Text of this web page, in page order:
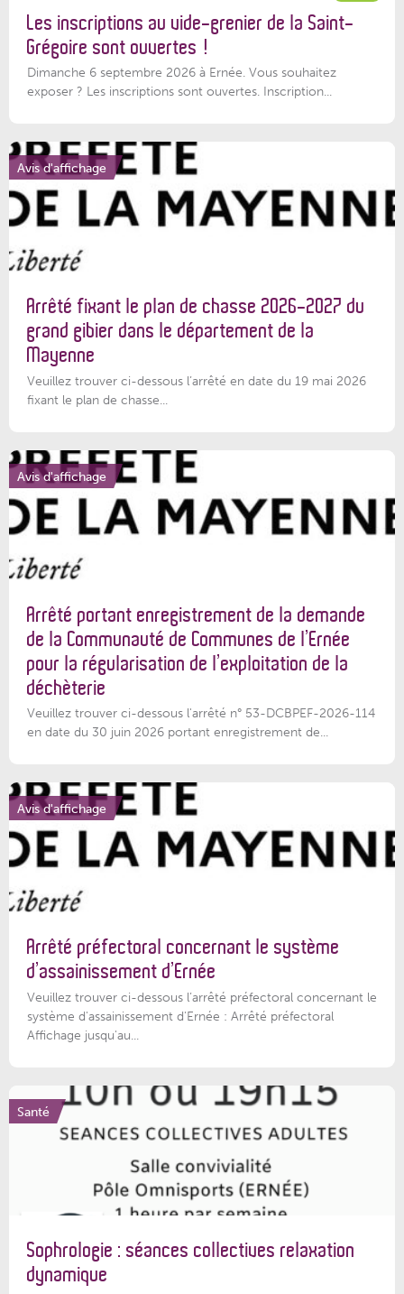
Les inscriptions au vide-grenier de la Saint-
Grégoire sont ouvertes !
Dimanche 6 septembre 2026 à Ernée. Vous souhaitez
exposer ? Les inscriptions sont ouvertes. Inscription...
Avis d'affichage
Arrêté fixant le plan de chasse 2026-2027 du
grand gibier dans le département de la
Mayenne
Veuillez trouver ci-dessous l’arrêté en date du 19 mai 2026
fixant le plan de chasse...
Avis d'affichage
Arrêté portant enregistrement de la demande
de la Communauté de Communes de l’Ernée
pour la régularisation de l’exploitation de la
déchèterie
Veuillez trouver ci-dessous l'arrêté n° 53-DCBPEF-2026-114
en date du 30 juin 2026 portant enregistrement de...
Avis d'affichage
Arrêté préfectoral concernant le système
d’assainissement d’Ernée
Veuillez trouver ci-dessous l’arrêté préfectoral concernant le
système d'assainissement d'Ernée : Arrêté préfectoral
Affichage jusqu'au...
Santé
Sophrologie : séances collectives relaxation
dynamique